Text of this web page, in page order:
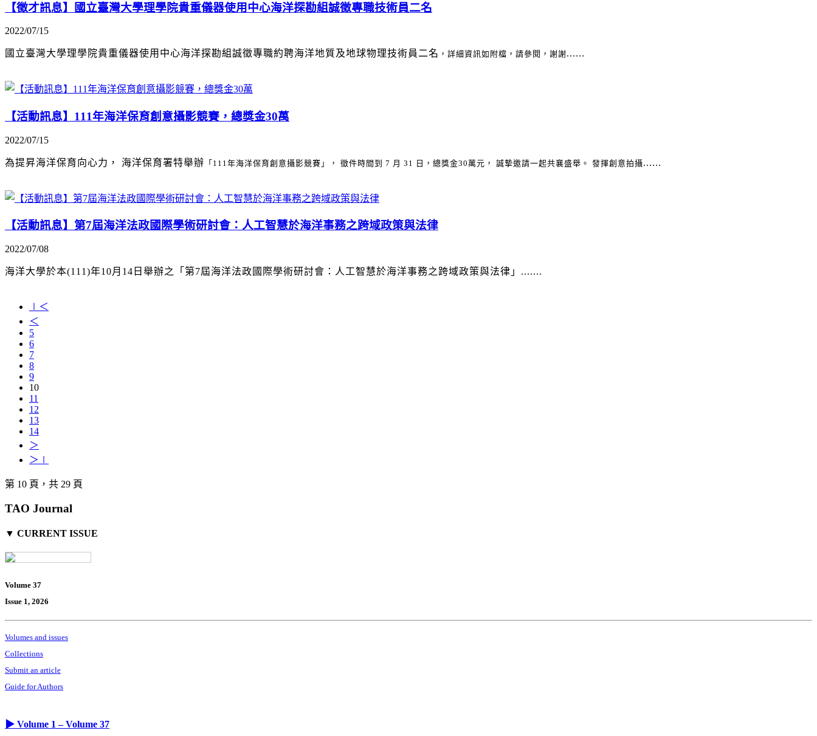
【徵才訊息】國立臺灣大學理學院貴重儀器使用中心海洋探勘組誠徵專職技術員二名
2022/07/15
國立臺灣大學理學院貴重儀器使用中心海洋探勘組誠徵專職約聘海洋地質及地球物理技術員二名 ，詳細資訊如附檔，請參閱，謝謝......
【活動訊息】111年海洋保育創意攝影競賽，總獎金30萬
2022/07/15
為提昇海洋保育向心力， 海洋保育署特舉辦 「111年海洋保育創意攝影競賽」， 徵件時間到 7 月 31 日，總獎金30萬元， 誠摯邀請一起共襄盛舉。 發揮創意拍攝......
【活動訊息】第7屆海洋法政國際學術研討會：人工智慧於海洋事務之跨域政策與法律
2022/07/08
海洋大學於本(111)年10月14日舉辦之「第7屆海洋法政國際學術研討會：人工智慧於海洋事務之跨域政策與法律」.......
∣＜
＜
5
6
7
8
9
10
11
12
13
14
＞
＞∣
第 10 頁，共 29 頁
TAO Journal
▼ CURRENT ISSUE
Volume 37
Issue 1, 2026
Volumes and issues
Collections
Submit an article
Guide for Authors
▶ Volume 1 – Volume 37